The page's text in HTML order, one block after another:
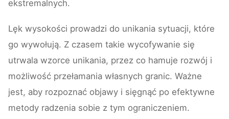
ekstremalnych.
Lęk wysokości prowadzi do unikania sytuacji, które
go wywołują. Z czasem takie wycofywanie się
utrwala wzorce unikania, przez co hamuje rozwój i
możliwość przełamania własnych granic. Ważne
jest, aby rozpoznać objawy i sięgnąć po efektywne
metody radzenia sobie z tym ograniczeniem.